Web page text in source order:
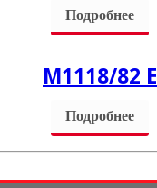
Подробнее
М1118/82 Е
Подробнее